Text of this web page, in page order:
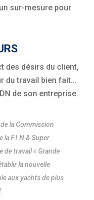
sur-mesure pour
des désirs du client,
du travail bien fait…
de son entreprise.
la Commission
la F.I.N & Super
de travail « Grande
la nouvelle
aux yachts de plus